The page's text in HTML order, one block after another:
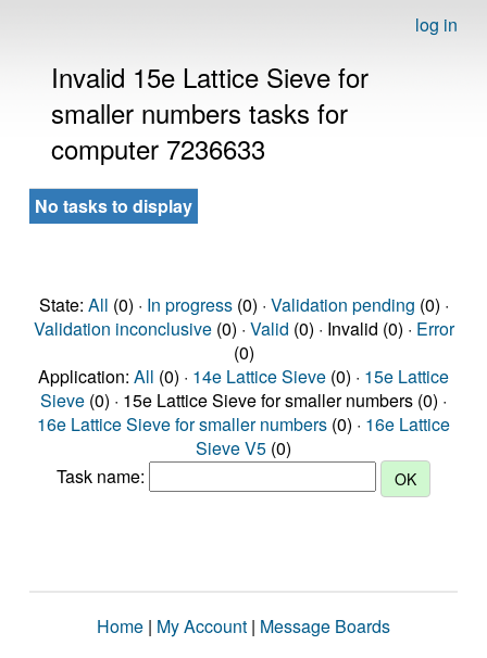
log in
Invalid 15e Lattice Sieve for
smaller numbers tasks for
computer 7236633
No tasks to display
State: All (0) · In progress(0) · Validation pending (0) ·
Validation inconclusive(0) · Valid (0) · Invalid (0) · Error
(0)
Application: All (0) · 14e Lattice Sieve (0) · 15e Lattice
Sieve (0) · 15e Lattice Sieve for smaller numbers (0) ·
16e Lattice Sieve for smaller numbers (0) · 16e Lattice
Sieve V5 (0)
Task name:
Home | My Account | Message Boards